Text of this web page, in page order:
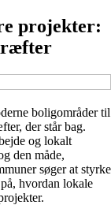
projekter:
boligområder til
der står bag.
og lokalt
den måde,
søger at styrke
hvordan lokale